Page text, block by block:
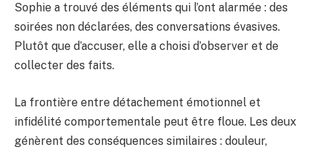
Sophie a trouvé des éléments qui l’ont alarmée : des
soirées non déclarées, des conversations évasives.
Plutôt que d’accuser, elle a choisi d’observer et de
collecter des faits.
La frontière entre détachement émotionnel et
infidélité comportementale peut être floue. Les deux
génèrent des conséquences similaires : douleur,